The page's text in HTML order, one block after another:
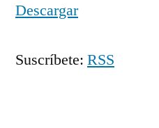
Descargar
Suscríbete: RSS